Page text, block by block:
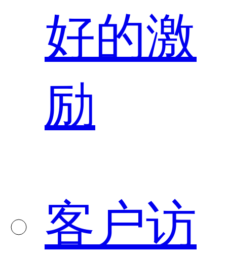
好的激
励
客户访